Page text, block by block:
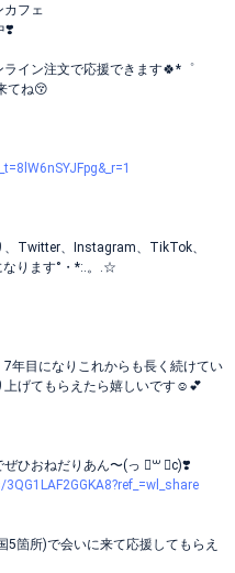
カフェ
❣️
イン注文で応援できます🍀*゜
てね😚
Twitter、Instagram、TikTok、
ります°・*:.。.☆
年目になりこれからも長く続けてい
上げてもらえたら嬉しいです☺️💕
ぜひおねだりあん〜(っ ॑꒳ ॑c)❣️
箇所)で会いに来て応援してもらえ